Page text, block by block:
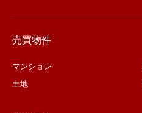
売買物件
マンション
土地